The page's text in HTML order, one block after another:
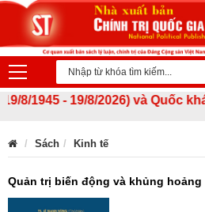
- 19/8/2026) và Quốc
Sách Kinh tế
Quản trị biến động và khủng hoảng